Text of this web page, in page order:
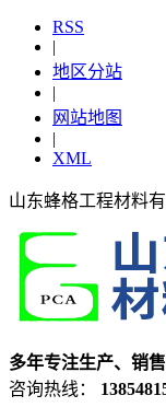
RSS
|
地区分站
|
网站地图
|
XML
山东蜂格工程材料
多年专注生产、销售
咨询热线：